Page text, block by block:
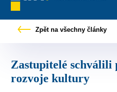
vyřídit Potřebuji
Zpět na všechny články
Zastupitelé schválili první strategii
rozvoje kultury